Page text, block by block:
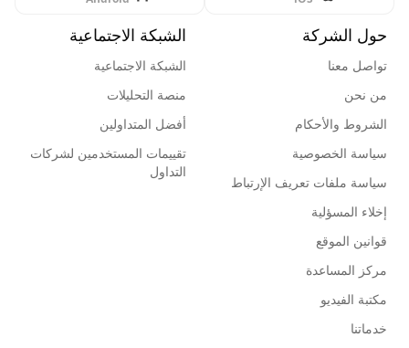
حول الشركة
تواصل معنا
من نحن
الشروط والأحكام
سياسة الخصوصية
سياسة ملفات تعريف الإرتباط
إخلاء المسؤلية
قوانين الموقع
مركز المساعدة
مكتبة الفيديو
خدماتنا
الشبكة الاجتماعية
الشبكة الاجتماعية
منصة التحليلات
أفضل المتداولين
تقييمات المستخدمين لشركات
التداول